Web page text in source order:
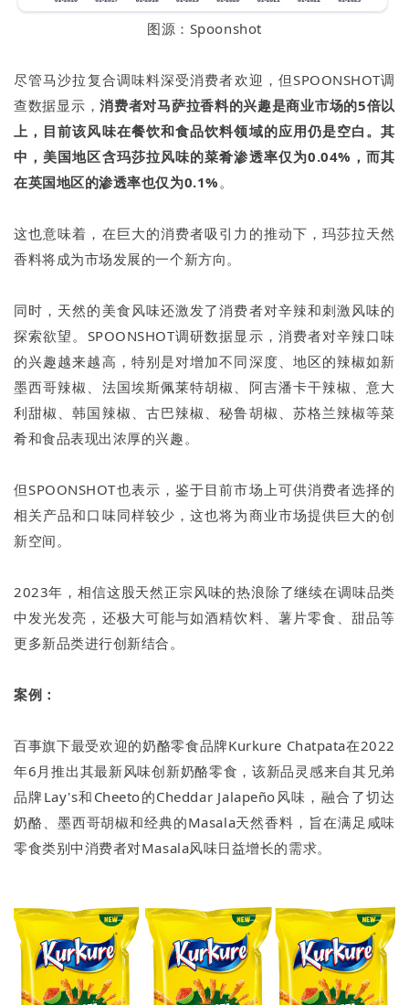
图源：Spoonshot
尽管马沙拉复合调味料深受消费者欢迎，但SPOONSHOT调
查数据显示，消费者对马萨拉香料的兴趣是商业市场的5倍以
上，目前该风味在餐饮和食品饮料领域的应用仍是空白。其
中，美国地区含玛莎拉风味的菜肴渗透率仅为0.04%，而其
在英国地区的渗透率也仅为0.1% 。
这也意味着，在巨大的消费者吸引力的推动下，玛莎拉天然
香料将成为市场发展的一个新方向。
同时，天然的美食风味还激发了消费者对辛辣和刺激风味的
探索欲望。SPOONSHOT调研数据显示，消费者对辛辣口味
的兴趣越来越高，特别是对增加不同深度、地区的辣椒如新
墨西哥辣椒、法国埃斯佩莱特胡椒、阿吉潘卡干辣椒、意大
利甜椒、韩国辣椒、古巴辣椒、秘鲁胡椒、苏格兰辣椒等菜
肴和食品表现出浓厚的兴趣。
但SPOONSHOT也表示，鉴于目前市场上可供消费者选择的
相关产品和口味同样较少，这也将为商业市场提供巨大的创
新空间。
2023年，相信这股天然正宗风味的热浪除了继续在调味品类
中发光发亮，还极大可能与如酒精饮料、薯片零食、甜品等
更多新品类进行创新结合。
案例：
百事旗下最受欢迎的奶酪零食品牌Kurkure Chatpata在2022
年6月推出其最新风味创新奶酪零食，该新品灵感来自其兄弟
品牌Lay's和Cheeto的Cheddar Jalapeño风味，融合了切达
奶酪、墨西哥胡椒和经典的Masala天然香料，旨在满足咸味
零食类别中消费者对Masala风味日益增长的需求。